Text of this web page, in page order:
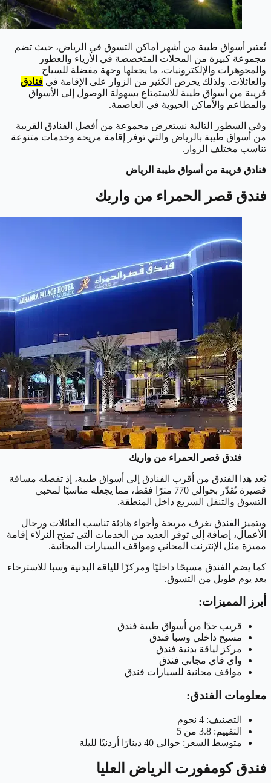
تُعتبر أسواق طيبة من أشهر أماكن التسوق في الرياض، حيث تضم
مجموعة كبيرة من المحلات المتخصصة في الأزياء والعطور
والمجوهرات والإلكترونيات، ما يجعلها وجهة مفضلة للسياح
والعائلات. ولذلك يحرص الكثير من الزوار على الإقامة في فنادق
قريبة من أسواق طيبة للاستمتاع بسهولة الوصول إلى الأسواق
والمطاعم والأماكن الحيوية في العاصمة.
وفي السطور التالية نستعرض مجموعة من أفضل الفنادق القريبة
من أسواق طيبة بالرياض والتي توفر إقامة مريحة وخدمات متنوعة
تناسب مختلف الزوار.
فنادق قريبة من أسواق طيبة الرياض
فندق قصر الحمراء من واريك
فندق قصر الحمراء من واريك
يُعد هذا الفندق من أقرب الفنادق إلى أسواق طيبة، إذ تفصله مسافة
قصيرة تُقدّر بحوالي 770 مترًا فقط، مما يجعله مناسبًا لمحبي
التسوق والتنقل السريع داخل المنطقة.
ويتميز الفندق بغرف مريحة وأجواء هادئة تناسب العائلات ورجال
الأعمال، إضافة إلى توفر العديد من الخدمات التي تمنح النزلاء إقامة
مميزة مثل الإنترنت المجاني ومواقف السيارات المجانية.
كما يضم الفندق مسبحًا داخليًا ومركزًا للياقة البدنية وسبا للاسترخاء
بعد يوم طويل من التسوق.
أبرز المميزات:
قريب جدًا من أسواق طيبة فندق
مسبح داخلي وسبا فندق
مركز لياقة بدنية فندق
واي فاي مجاني فندق
مواقف مجانية للسيارات فندق
معلومات الفندق:
التصنيف: 4 نجوم
التقييم: 3.8 من 5
متوسط السعر: حوالي 40 دينارًا أردنيًا لليلة
فندق كومفورت الرياض العليا